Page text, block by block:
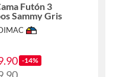
Futón 3
Sammy Gris
-14%